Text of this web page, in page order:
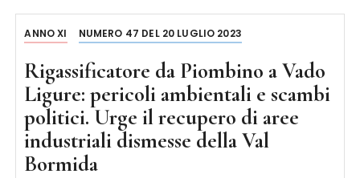
ANNO XI NUMERO 47 DEL 20 LUGLIO 2023
Rigassificatore da Piombino a Vado
Ligure: pericoli ambientali e scambi
politici. Urge il recupero di aree
industriali dismesse della Val
Bormida